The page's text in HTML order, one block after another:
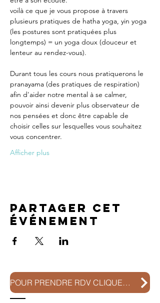
voilà ce que je vous propose à travers
plusieurs pratiques de hatha yoga, yin yoga
(les postures sont pratiquées plus
longtemps) = un yoga doux (douceur et
lenteur au rendez-vous).
Durant tous les cours nous pratiquerons le
pranayama (des pratiques de respiration)
afin d'aider notre mental à se calmer,
pouvoir ainsi devenir plus observateur de
nos pensées et donc être capable de
choisir celles sur lesquelles vous souhaitez
vous concentrer.
Afficher plus
Partager cet
événement
POUR PRENDRE RDV CLIQUEZ ICI